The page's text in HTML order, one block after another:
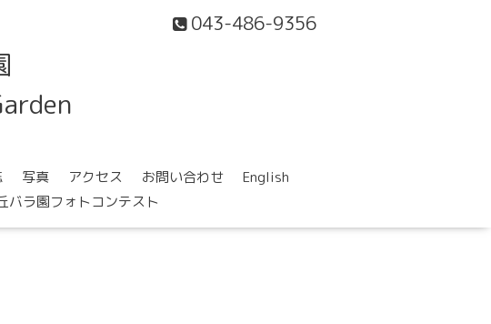
043-486-9356
写真 アクセス お問い合わせ
English
ラ園フォトコンテスト